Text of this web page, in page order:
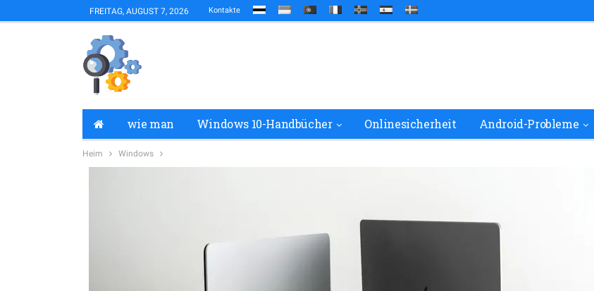
FREITAG, AUGUST 7, 2026 Kontakte
wie man Windows 10-Handbücher Onlinesicherheit Android-Probleme
Heim Windows